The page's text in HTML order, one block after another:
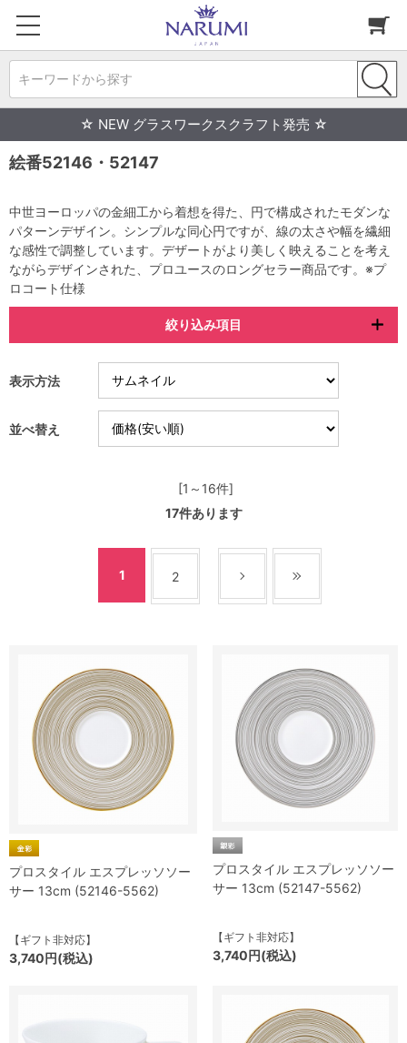
キーワードから探す
☆ NEW グラスワークスクラフト発売 ☆
絵番52146・52147
中世ヨーロッパの金細工から着想を得た、円で構成されたモダンな
パターンデザイン。シンプルな同心円ですが、線の太さや幅を繊細
な感性で調整しています。デザートがより美しく映えることを考え
ながらデザインされた、プロユースのロングセラー商品です。※プ
ロコート仕様
絞り込み項目
表示方法
並べ替え
[1～16件]
17件あります
1 2
プロスタイル エスプレッソソー
サー 13cm (52146-5562)
【ギフト非対応】
3,740円(税込)
プロスタイル エスプレッソソー
サー 13cm (52147-5562)
【ギフト非対応】
3,740円(税込)